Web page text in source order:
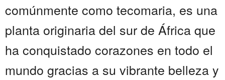
comúnmente como tecomaria, es una
planta originaria del sur de África que
ha conquistado corazones en todo el
mundo gracias a su vibrante belleza y